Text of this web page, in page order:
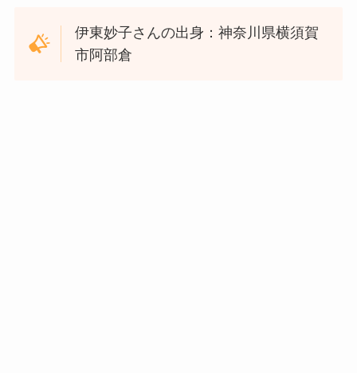
伊東妙子さんの出身：神奈川県横須賀
市阿部倉